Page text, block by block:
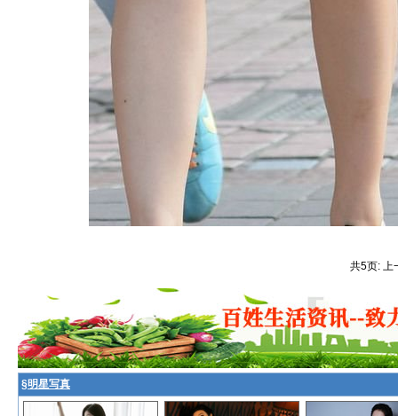
共5页:
§明星写真